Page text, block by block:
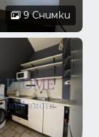
9 Снимки